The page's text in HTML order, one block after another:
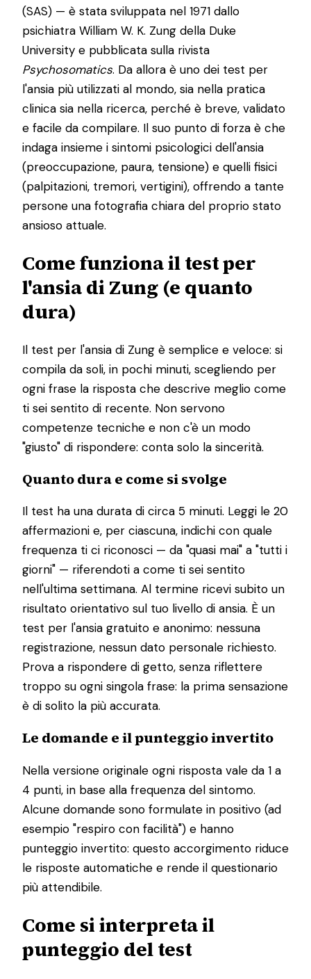
(SAS) — è stata sviluppata nel 1971 dallo
psichiatra William W. K. Zung della Duke
University e pubblicata sulla rivista
Psychosomatics. Da allora è uno dei test per
l'ansia più utilizzati al mondo, sia nella pratica
clinica sia nella ricerca, perché è breve, validato
e facile da compilare. Il suo punto di forza è che
indaga insieme i sintomi psicologici dell'ansia
(preoccupazione, paura, tensione) e quelli fisici
(palpitazioni, tremori, vertigini), offrendo a tante
persone una fotografia chiara del proprio stato
ansioso attuale.
Come funziona il test per
l'ansia di Zung (e quanto
dura)
Il test per l'ansia di Zung è semplice e veloce: si
compila da soli, in pochi minuti, scegliendo per
ogni frase la risposta che descrive meglio come
ti sei sentito di recente. Non servono
competenze tecniche e non c'è un modo
"giusto" di rispondere: conta solo la sincerità.
Quanto dura e come si svolge
Il test ha una durata di circa 5 minuti. Leggi le 20
affermazioni e, per ciascuna, indichi con quale
frequenza ti ci riconosci — da "quasi mai" a "tutti i
giorni" — riferendoti a come ti sei sentito
nell'ultima settimana. Al termine ricevi subito un
risultato orientativo sul tuo livello di ansia. È un
test per l'ansia gratuito e anonimo: nessuna
registrazione, nessun dato personale richiesto.
Prova a rispondere di getto, senza riflettere
troppo su ogni singola frase: la prima sensazione
è di solito la più accurata.
Le domande e il punteggio invertito
Nella versione originale ogni risposta vale da 1 a
4 punti, in base alla frequenza del sintomo.
Alcune domande sono formulate in positivo (ad
esempio "respiro con facilità") e hanno
punteggio invertito: questo accorgimento riduce
le risposte automatiche e rende il questionario
più attendibile.
Come si interpreta il
punteggio del test